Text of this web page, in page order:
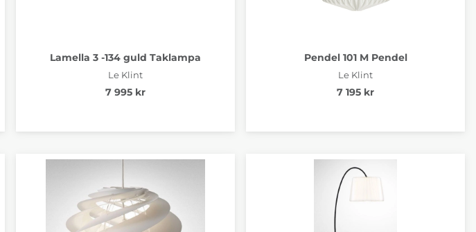
Lamella 3 -134 guld Taklampa
Le Klint
7 995 kr
Pendel 101 M Pendel
Le Klint
7 195 kr